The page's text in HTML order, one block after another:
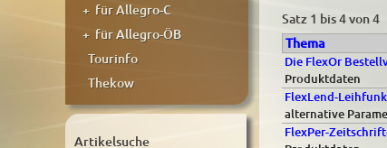
+ für Allegro-C
+ für Allegro-ÖB
Tourinfo
Thekow
Artikelsuche
Satz 1 bis 4 von 4
Thema
Die FlexOr
Produktdaten
FlexLend-
alternative
FlexPer-